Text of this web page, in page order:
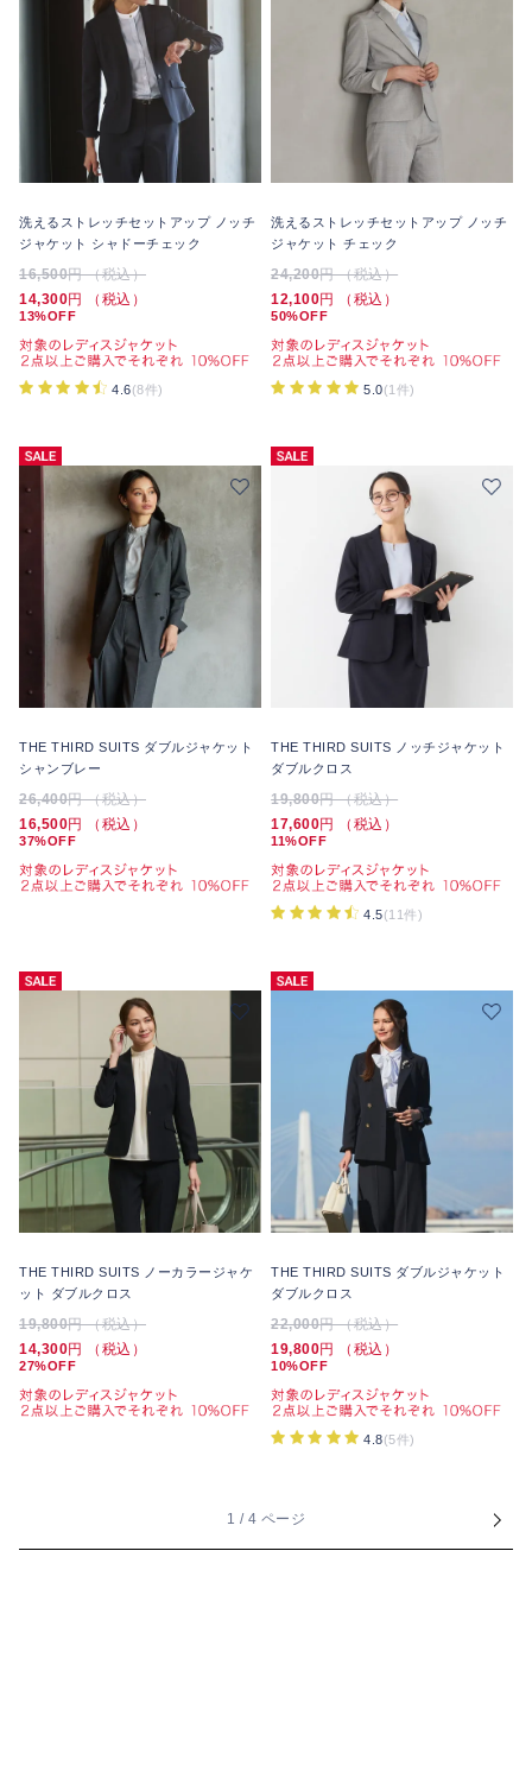
洗えるストレッチセットアップ ノッチ
ジャケット シャドーチェック
16,500円 （税込）
14,300円 （税込）
13%OFF
4.6(8件)
洗えるストレッチセットアップ ノッチ
ジャケット チェック
24,200円 （税込）
12,100円 （税込）
50%OFF
5.0(1件)
THE THIRD SUITS ダブルジャケット
シャンブレー
26,400円 （税込）
16,500円 （税込）
37%OFF
THE THIRD SUITS ノッチジャケット
ダブルクロス
19,800円 （税込）
17,600円 （税込）
11%OFF
4.5(11件)
THE THIRD SUITS ノーカラージャケ
ット ダブルクロス
19,800円 （税込）
14,300円 （税込）
27%OFF
THE THIRD SUITS ダブルジャケット
ダブルクロス
22,000円 （税込）
19,800円 （税込）
10%OFF
4.8(5件)
1 / 4 ページ